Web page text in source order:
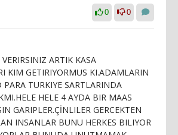
0 0
ARTIK KASA
KIM GETIRIYORMUS KI.ADAMLARIN
TURKIYE SARTLARINDA
HELE 4 AYDA BIR MAAS
GARIPLER.ÇİNLILER GERCEKTEN
INSANLAR BUNU HERKES BILIYOR